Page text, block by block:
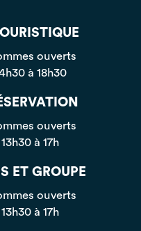
ouverts
à 18h30
ouverts
à 17h
ET GROUPE
ouverts
à 17h